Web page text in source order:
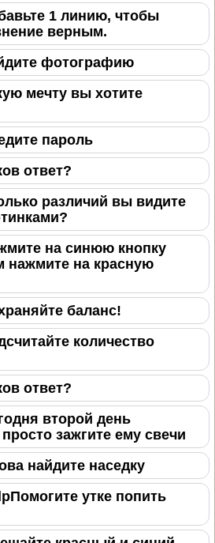
1 линию, чтобы
верным.
фотографию
мечту вы хотите
пароль
ответ?
различий вы видите
на синюю кнопку
нажмите на красную
баланс!
количество
ответ?
второй день
зажгите ему свечи
найдите наседку
утке попить